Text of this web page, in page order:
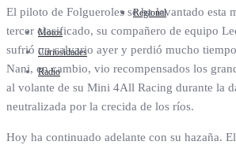
Regional
Motos
Curiosidades
Radio
El piloto de Folgueroles se ha levantado esta
tercer clasificado, su compañero de equipo
sufrió un calvario ayer y perdió mucho
Nani, en cambio, vio recompensados los
al volante de su Mini 4All Racing durante la
neutralizada por la crecida de los ríos.
Hoy ha continuado adelante con su hazaña.